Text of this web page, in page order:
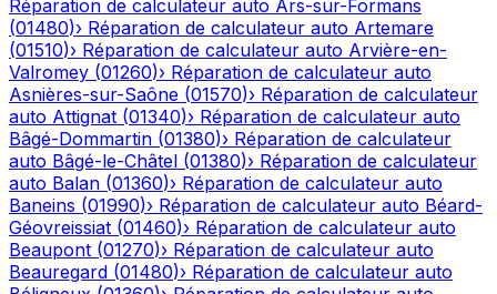
Réparation de calculateur auto Ars-sur-Formans
(01480)› Réparation de calculateur auto Artemare
(01510)› Réparation de calculateur auto Arvière-en-
Valromey (01260)› Réparation de calculateur auto
Asnières-sur-Saône (01570)› Réparation de calculateur
auto Attignat (01340)› Réparation de calculateur auto
Bâgé-Dommartin (01380)› Réparation de calculateur
auto Bâgé-le-Châtel (01380)› Réparation de calculateur
auto Balan (01360)› Réparation de calculateur auto
Baneins (01990)› Réparation de calculateur auto Béard-
Géovreissiat (01460)› Réparation de calculateur auto
Beaupont (01270)› Réparation de calculateur auto
Beauregard (01480)› Réparation de calculateur auto